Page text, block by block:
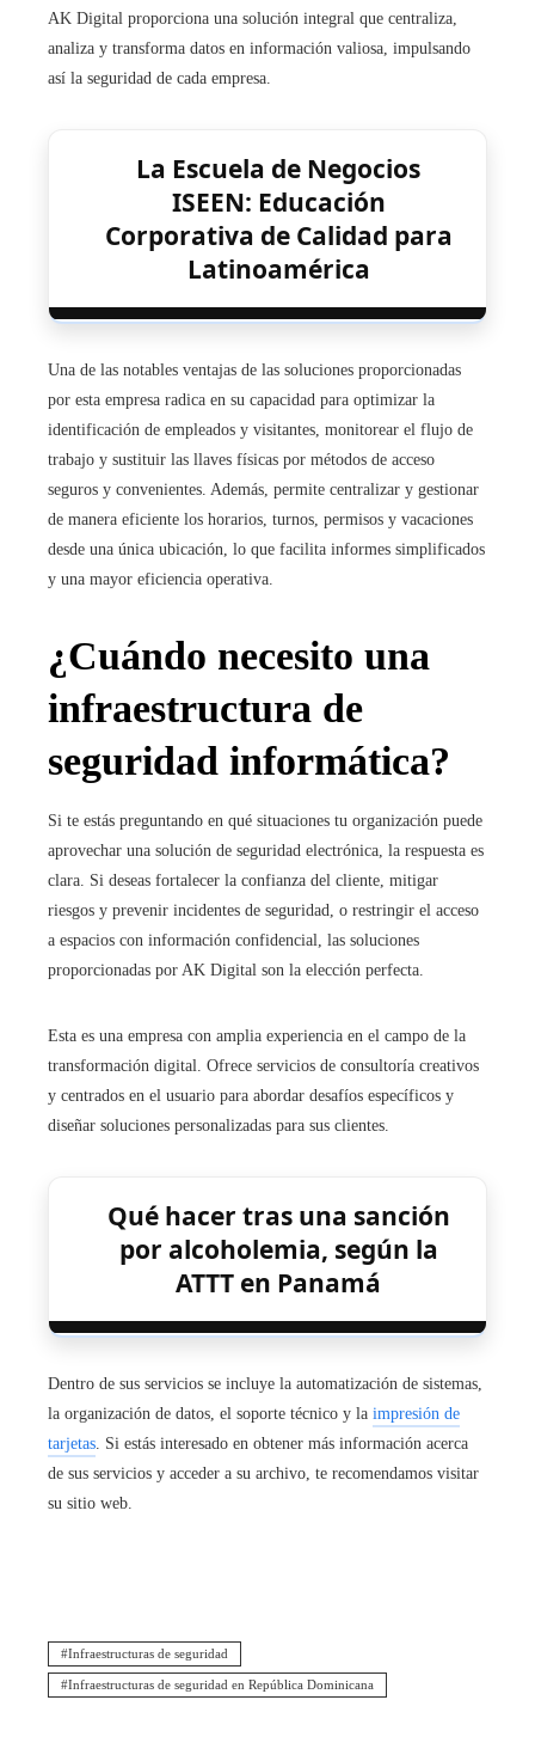
AK Digital proporciona una solución integral que centraliza,
analiza y transforma datos en información valiosa, impulsando
así la seguridad de cada empresa.
La Escuela de Negocios
ISEEN: Educación
Corporativa de Calidad para
Latinoamérica
Una de las notables ventajas de las soluciones proporcionadas
por esta empresa radica en su capacidad para optimizar la
identificación de empleados y visitantes, monitorear el flujo de
trabajo y sustituir las llaves físicas por métodos de acceso
seguros y convenientes. Además, permite centralizar y gestionar
de manera eficiente los horarios, turnos, permisos y vacaciones
desde una única ubicación, lo que facilita informes simplificados
y una mayor eficiencia operativa.
¿Cuándo necesito una
infraestructura de
seguridad informática?
Si te estás preguntando en qué situaciones tu organización puede
aprovechar una solución de seguridad electrónica, la respuesta es
clara. Si deseas fortalecer la confianza del cliente, mitigar
riesgos y prevenir incidentes de seguridad, o restringir el acceso
a espacios con información confidencial, las soluciones
proporcionadas por AK Digital son la elección perfecta.
Esta es una empresa con amplia experiencia en el campo de la
transformación digital. Ofrece servicios de consultoría creativos
y centrados en el usuario para abordar desafíos específicos y
diseñar soluciones personalizadas para sus clientes.
Qué hacer tras una sanción
por alcoholemia, según la
ATTT en Panamá
Dentro de sus servicios se incluye la automatización de sistemas,
la organización de datos, el soporte técnico y la impresión de
tarjetas. Si estás interesado en obtener más información acerca
de sus servicios y acceder a su archivo, te recomendamos visitar
su sitio web.
Infraestructuras de seguridad
Infraestructuras de seguridad en República Dominicana